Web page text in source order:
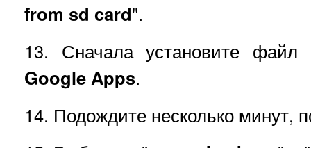
from sd card".
13. Сначала установите файл
Google Apps.
14. Подождите несколько минут,